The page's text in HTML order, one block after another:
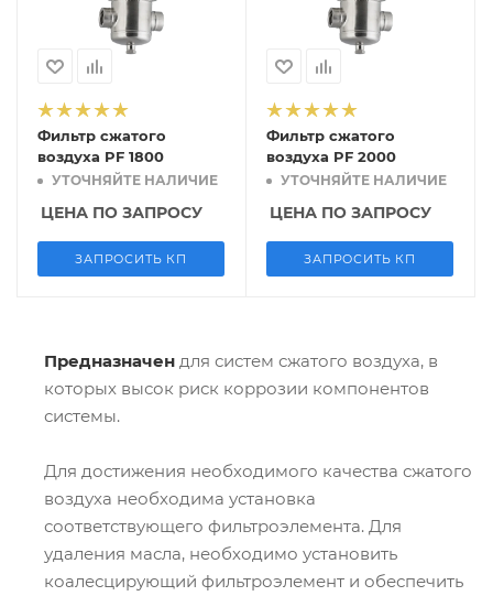
Фильтр сжатого
воздуха PF 1800
УТОЧНЯЙТЕ НАЛИЧИЕ
ЦЕНА ПО ЗАПРОСУ
ЗАПРОСИТЬ КП
Фильтр сжатого
воздуха PF 2000
УТОЧНЯЙТЕ НАЛИЧИЕ
ЦЕНА ПО ЗАПРОСУ
ЗАПРОСИТЬ КП
Предназначен для систем сжатого воздуха, в
которых высок риск коррозии компонентов
системы.
Для достижения необходимого качества сжатого
воздуха необходима установка
соответствующего фильтроэлемента. Для
удаления масла, необходимо установить
коалесцирующий фильтроэлемент и обеспечить